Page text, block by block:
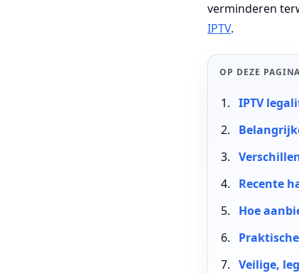
verminderen
IPTV.
OP DEZE PAGINA
IPTV
Recente
Hoe
Veilige,